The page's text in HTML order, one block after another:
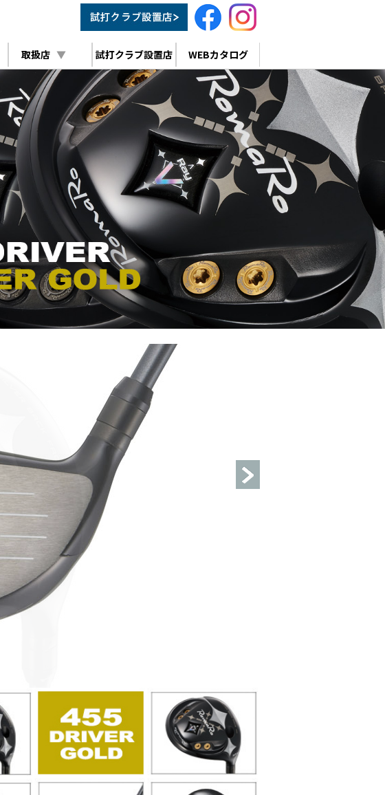
Ballista The FIRST 3D DRIVER
Ballista BR08 FW / FW TOUR SELECT / UT
Ballista HYBRID BH-003
Ballista 508 IRON
Ray V -V1- 460 DRIVER
Ray V -V1- FW / UT
Ray V -V1- IRON
Ray V -V2- 435 / 455 DRIVER / 455 DRIVER GOLD
Ray V -V2- FW / UT
Ray α FW / UT / GOLD FW / UT
Ray α IRON / GOLD IRON
Ray α PLUS IRON
Ray TYPE R PLUS DRIVER / BLACK TUNE / SPEED TUNE MAX
Ray TYPE R PLUS FW / UT
Ray TYPE R PLUS IRON / Ray TYPE R PLUS DLC IRON
Ray TYPE R DRIVER / HP DRIVER
Ray TYPE R FW / UT
Ray TYPE R IRON
i-BRID Capter 3
Ray H S20C / S25C IRON
PRO FORGED IRON
Ray CX S20C / Ray CX S25C IRON
Ray MC IRON / MC LIMITED IRON
Ray SX-S WEDGE
Ray SX-R WEDGE
Ray SX-PRO WEDGE
Ray SX-R LIGHT WEDGE
Ray SX ZERO/LEFT WEDGE
Alcobaça Stream WEDGE
Alcobaça asa WEDGE
DEALER SERIES PUTTER
SHIP β PUTTER
TANK FLANKER PUTTER
BRAVE ROD
CUSTOM ORDER
COLOR ADJUSTABL SLEEVE / COLOR SOCKET
XROZ GRIP
SYNCRO GRIP
CADDIE BAG / STAND BAG / HEAD COVER /
IRON COVER / MESH CAP / CAP / VISOR
PREMIUM CADDIE BAG / STAND BAG / HEAD COVER /
IRON COVER / CART BAG
CADDIE BAG / BOSTON BAG / TALL BOSTON BAG / SHOES CASE /
CLUTCH BAG / MINI POUCH / NEOPRENE TOTE BAG
INTERNATIONAL PASTEL MODEL / ACCESSORIES / RomaRo Cup
RAINWEAR / UMBRELLA
取扱店 ▼
取扱店
試打クラブ設置店 WEBカタログ